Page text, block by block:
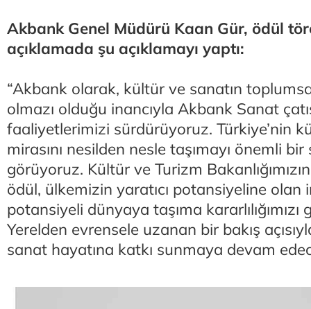
Akbank Genel Müdürü Kaan Gür, ödül
açıklamada şu açıklamayı yaptı:
“Akbank olarak, kültür ve sanatın
olmazı olduğu inancıyla Akbank Sanat
faaliyetlerimizi sürdürüyoruz. Türkiye’nin
mirasını nesilden nesle taşımayı önemli
görüyoruz. Kültür ve Turizm
ödül, ülkemizin yaratıcı potansiyeline olan
potansiyeli dünyaya taşıma kararlılığımızı
Yerelden evrensele uzanan bir bakış
sanat hayatına katkı sunmaya devam